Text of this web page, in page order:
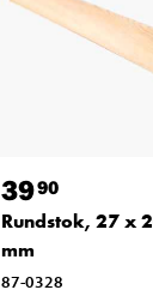
3990
Rundstok, 27 x
mm
87-0328